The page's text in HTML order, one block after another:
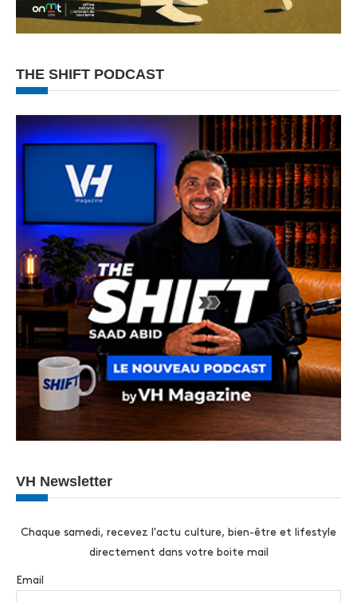
THE SHIFT PODCAST
VH Newsletter
Chaque samedi, recevez l'actu culture, bien-être et lifestyle
directement dans votre boite mail
Email